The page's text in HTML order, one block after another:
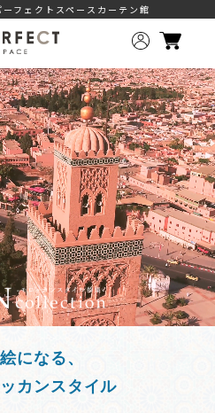
フェクトスペースカーテン館
になる、
カンスタイル